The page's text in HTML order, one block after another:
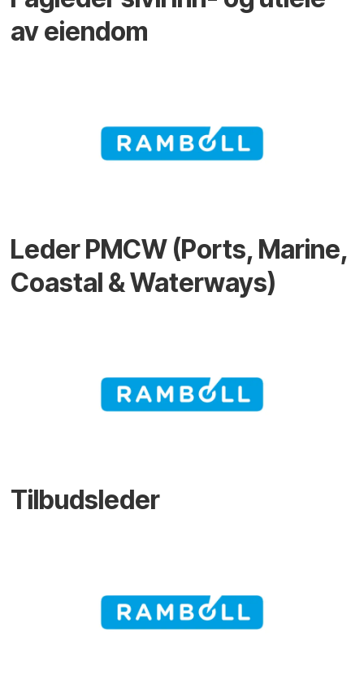
av eiendom
Leder PMCW (Ports, Marine,
Coastal & Waterways)
Tilbudsleder